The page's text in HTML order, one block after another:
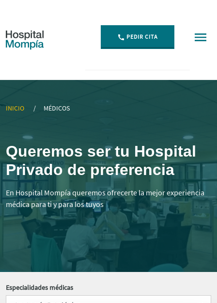
PEDIR CITA
INICIO MÉDICOS
Queremos ser tu Hospital
Privado de preferencia
En Hospital Mompía queremos ofrecerte la mejor experiencia
médica para ti y para los tuyos
Especialidades médicas